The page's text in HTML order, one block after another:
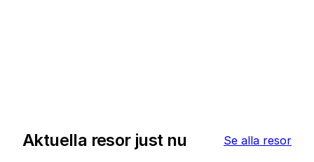
Aktuella resor just nu Se alla resor